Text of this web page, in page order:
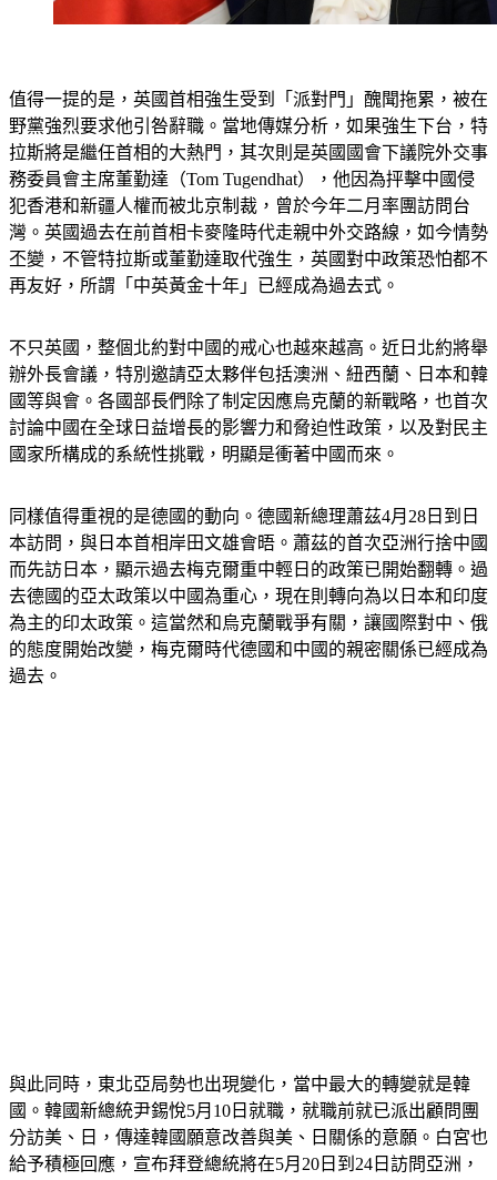
值得一提的是，英國首相強生受到「派對門」醜聞拖累，被在
野黨強烈要求他引咎辭職。當地傳媒分析，如果強生下台，特
拉斯將是繼任首相的大熱門，其次則是英國國會下議院外交事
務委員會主席董勤達（Tom Tugendhat），他因為抨擊中國侵
犯香港和新疆人權而被北京制裁，曾於今年二月率團訪問台
灣。英國過去在前首相卡麥隆時代走親中外交路線，如今情勢
丕變，不管特拉斯或董勤達取代強生，英國對中政策恐怕都不
再友好，所謂「中英黃金十年」已經成為過去式。
不只英國，整個北約對中國的戒心也越來越高。近日北約將舉
辦外長會議，特別邀請亞太夥伴包括澳洲、紐西蘭、日本和韓
國等與會。各國部長們除了制定因應烏克蘭的新戰略，也首次
討論中國在全球日益增長的影響力和脅迫性政策，以及對民主
國家所構成的系統性挑戰，明顯是衝著中國而來。
同樣值得重視的是德國的動向。德國新總理蕭茲4月28日到日
本訪問，與日本首相岸田文雄會晤。蕭茲的首次亞洲行捨中國
而先訪日本，顯示過去梅克爾重中輕日的政策已開始翻轉。過
去德國的亞太政策以中國為重心，現在則轉向為以日本和印度
為主的印太政策。這當然和烏克蘭戰爭有關，讓國際對中、俄
的態度開始改變，梅克爾時代德國和中國的親密關係已經成為
過去。
與此同時，東北亞局勢也出現變化，當中最大的轉變就是韓
國。韓國新總統尹錫悅5月10日就職，就職前就已派出顧問團
分訪美、日，傳達韓國願意改善與美、日關係的意願。白宮也
給予積極回應，宣布拜登總統將在5月20日到24日訪問亞洲，